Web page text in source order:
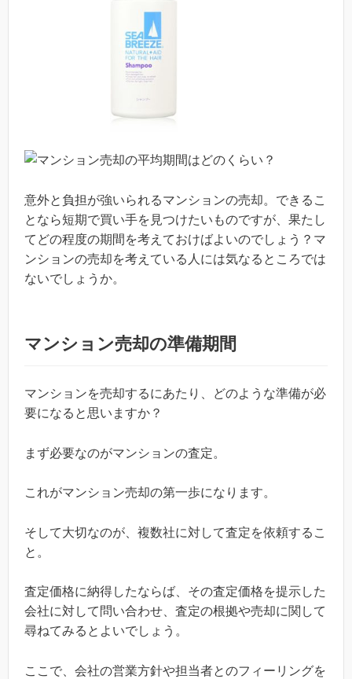
意外と負担が強いられるマンションの売却。できるこ
となら短期で買い手を見つけたいものですが、果たし
てどの程度の期間を考えておけばよいのでしょう？マ
ンションの売却を考えている人には気なるところでは
ないでしょうか。
マンション売却の準備期間
マンションを売却するにあたり、どのような準備が必
要になると思いますか？
まず必要なのがマンションの査定。
これがマンション売却の第一歩になります。
そして大切なのが、複数社に対して査定を依頼するこ
と。
査定価格に納得したならば、その査定価格を提示した
会社に対して問い合わせ、査定の根拠や売却に関して
尋ねてみるとよいでしょう。
ここで、会社の営業方針や担当者とのフィーリングを